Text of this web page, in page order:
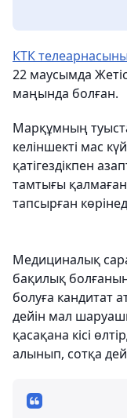
КТК
22 маусымда
маңында болған.
Марқұмның
келіншекті мас
қатігездікпен
тамтығы
тапсырған
Медициналық
бақилық
болуға кандитат
дейін мал
қасақана кісі
алынып, сотқа